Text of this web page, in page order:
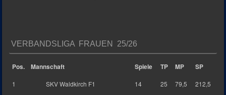
VERBANDSLIGA FRAUEN 25/26
Pos. Mannschaft Spiele TP MP SP
1 SKV Waldkirch F1 14 25 79,5 212,5